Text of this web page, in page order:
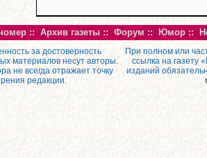
:: Архив газеты :: Форум :: Юмор ::
за достоверность
материалов несут авторы.
не всегда отражает точку
редакции.
При полном или
ссылка на газету
изданий